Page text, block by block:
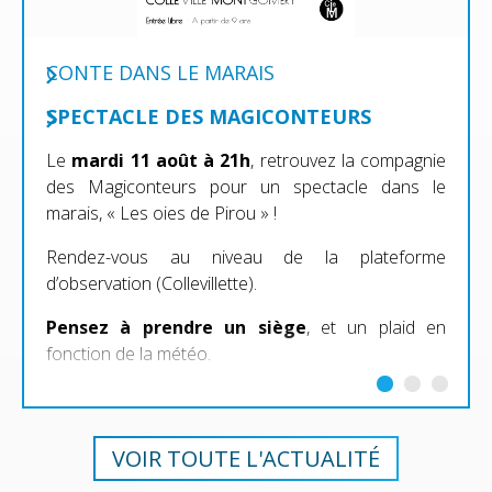
CONTE DANS LE MARAIS
SPECTACLE DES MAGICONTEURS
Le mardi 11 août à 21h, retrouvez la compagnie
des Magiconteurs pour un spectacle dans le
marais, « Les oies de Pirou » !
Rendez-vous au niveau de la plateforme
d’observation (Collevillette).
Pensez à prendre un siège, et un plaid en
fonction de la météo.
VOIR TOUTE L'ACTUALITÉ